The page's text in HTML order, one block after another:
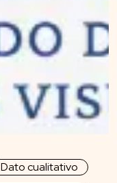
Dato cualitativo